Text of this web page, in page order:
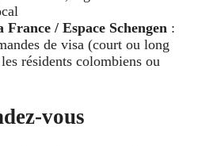
France / Espace Schengen :
de visa (court ou long
résidents colombiens ou
vous